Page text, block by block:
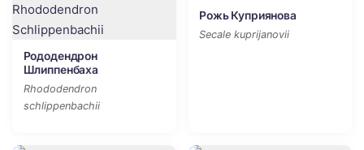
Рододендрон
Шлиппенбаха
Rhododendron
schlippenbachii
Рожь Куприянова
Secale kuprijanovii